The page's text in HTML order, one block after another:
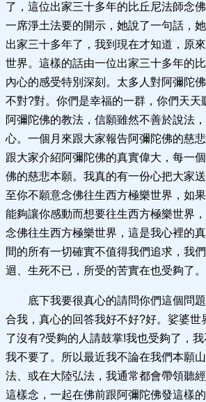
了，這位出家三十多年的比丘尼法師念
一席淨土法要的開示，她說了一句話，
出家三十多年了，我到現在才知道，原
世界。這樣的話由一位出家三十多年的
內心的感受特別深刻。太多人對阿彌陀
不對?對。你們是幸福的一群，你們天天
阿彌陀佛的教法，信願雖然不善於說法
心。一個月來跟大家報告阿彌陀佛的慈
跟大家介紹阿彌陀佛的真實偉大，每一
佛的慈悲本願。我真的有一份心把大家
至你不願意念佛往生西方極樂世界，如
能夠讓你感動而想要往生西方極樂世界
念佛往生西方極樂世界，這是我心裡的
間的所有一切確實不值得我們追求，我
迴、生死不已，所受的苦實在也受夠了。
底下我要很真心的請問你們這個問
合我，真心的回答我好不好?好。娑婆世
了沒有?受夠的人請鼓掌!我也受夠了，
我不要了。所以最近我不論在我們本願
法、或在大陸弘法，我通常都會帶領聽
這樣念，一起在佛前跟阿彌陀佛發這樣